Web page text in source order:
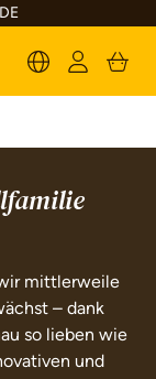
mittlerweile
– dank
so lieben wie
und